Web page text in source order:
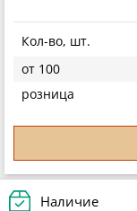
Кол-во, шт.
от 100
розница
Наличие